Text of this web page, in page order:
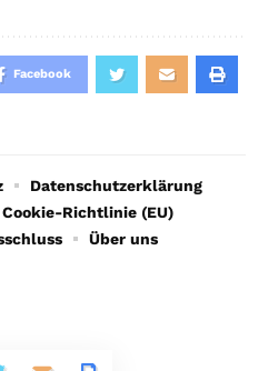
Facebook
Datenschutzerklärung
Cookie-Richtlinie (EU)
Über uns